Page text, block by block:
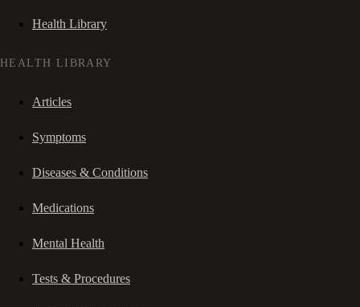
Health Library
HEALTH LIBRARY
Articles
Symptoms
Diseases & Conditions
Medications
Mental Health
Tests & Procedures